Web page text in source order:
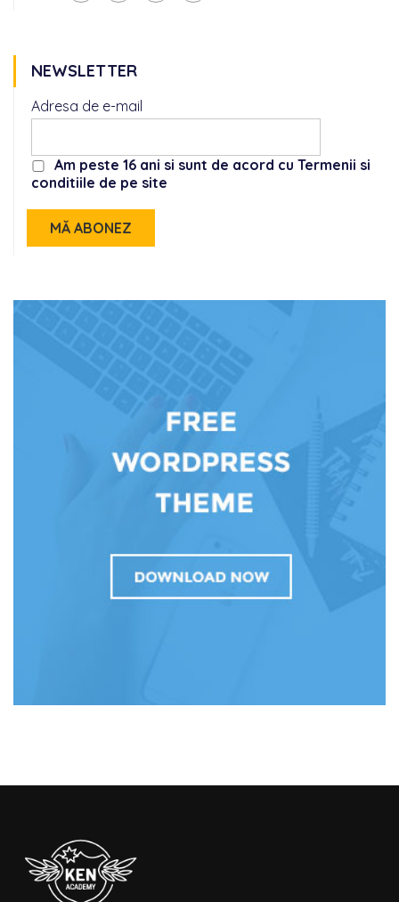
NEWSLETTER
Adresa de e-mail
Am peste 16 ani si sunt de acord cu Termenii si
conditiile de pe site